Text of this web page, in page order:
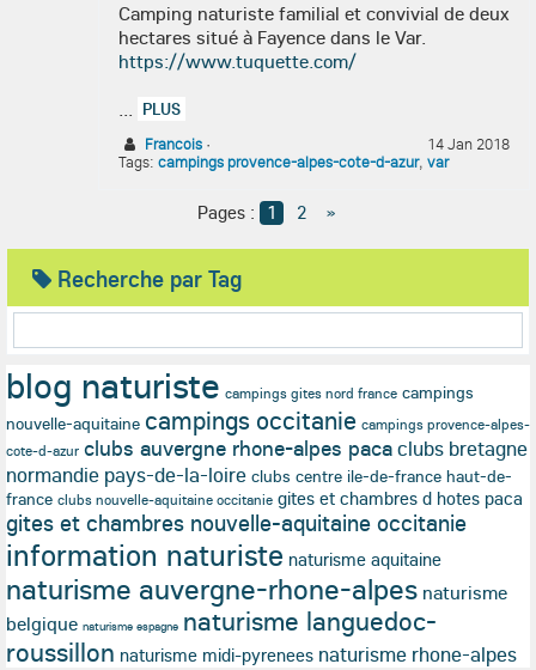
Camping naturiste familial et convivial de deux
hectares situé à Fayence dans le Var.
https://www.tuquette.com/
... PLUS
Francois 14 Jan 2018
·
Tags: campings provence-alpes-cote-d-azur, var
Pages : 1 2 »
Recherche par Tag
blog naturiste campings gites nord france campings
nouvelle-aquitaine campings occitanie campings provence-alpes-
cote-d-azur clubs auvergne rhone-alpes pacaclubs bretagne
normandie pays-de-la-loire clubs centre ile-de-france haut-de-
france clubs nouvelle-aquitaine occitanie gites et chambres d hotes paca
gites et chambres nouvelle-aquitaine occitanie
information naturiste naturisme aquitaine
naturisme auvergne-rhone-alpes naturisme
belgique naturisme espagne naturisme languedoc-
roussillon naturisme midi-pyrenees naturisme rhone-alpes